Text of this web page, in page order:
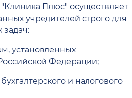
Плюс" осуществляет
учредителей строго для
установленных
Федерации;
и налогового